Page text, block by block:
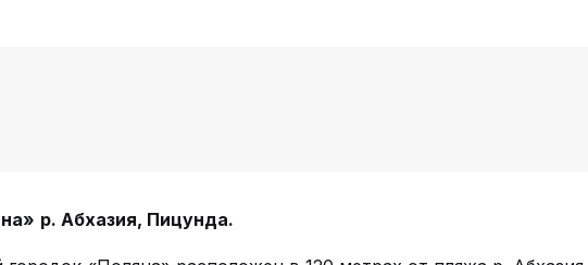
р. Абхазия, Пицунда.